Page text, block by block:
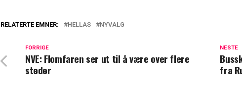
RELATERTE EMNER: HELLAS NYVALG
NESTE
fra
FORRIGE
NVE: Flomfaren ser ut til å være over flere
steder